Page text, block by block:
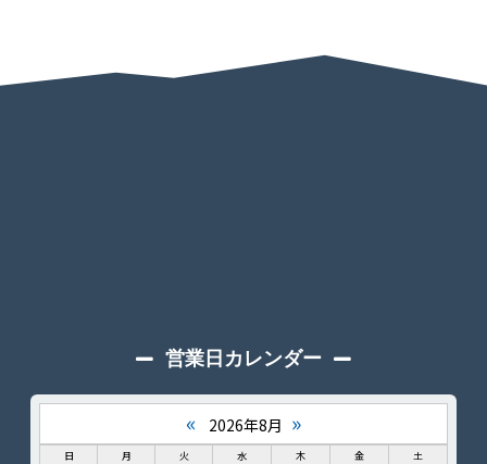
営業日カレンダー
« 2026年8月 »
日 月 火 水 木 金
土